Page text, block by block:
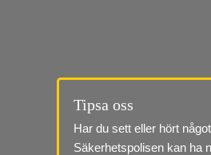
Tipsa oss
Har du sett eller hört
Säkerhetspolisen kan ha